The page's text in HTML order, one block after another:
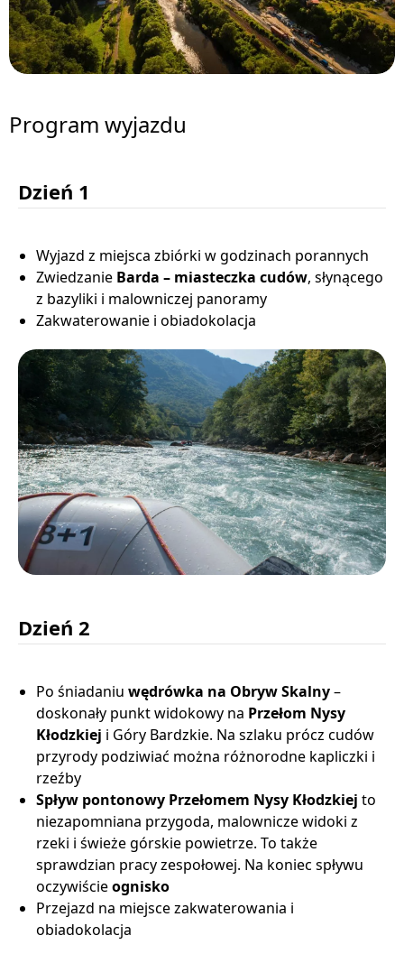
Program wyjazdu
Dzień 1
Wyjazd z miejsca zbiórki w godzinach porannych
Zwiedzanie Barda – miasteczka cudów, słynącego
z bazyliki i malowniczej panoramy
Zakwaterowanie i obiadokolacja
Dzień 2
Po śniadaniu wędrówka na Obryw Skalny–
doskonały punkt widokowy na Przełom Nysy
Kłodzkiej i Góry Bardzkie. Na szlaku prócz cudów
przyrody podziwiać można różnorodne kapliczki i
rzeźby
Spływ pontonowy Przełomem Nysy Kłodzkiej to
niezapomniana przygoda, malownicze widoki z
rzeki i świeże górskie powietrze. To także
sprawdzian pracy zespołowej. Na koniec spływu
oczywiścieognisko
Przejazd na miejsce zakwaterowania i
obiadokolacja